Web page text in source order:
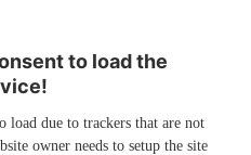
to load the
load due to trackers that are not
owner needs to setup the site